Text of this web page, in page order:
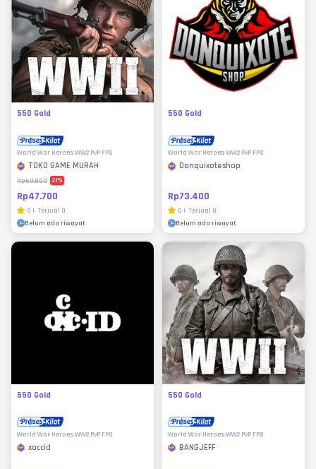
550 Gold
World War Heroes: WW2 PvP FPS
TOKO GAME MURAH
Rp60.000 21%
Rp47.700
0 | Terjual 0
Belum ada riwayat
550 Gold
World War Heroes: WW2 PvP FPS
Donquixoteshop
Rp73.400
0 | Terjual 0
Belum ada riwayat
550 Gold
World War Heroes: WW2 PvP FPS
xoccid
550 Gold
World War Heroes: WW2 PvP FPS
BANGJEFF